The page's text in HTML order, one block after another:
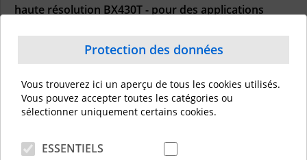
haute résolution BX430T - pour des applications
avec des capacités de micro-étiquetage.
Coupeur de tissu haute fonction en option avec
kicker supporte la production d’étiquettes de
soins
Protection des données
Vous trouverez ici un aperçu de tous les cookies utilisés.
Vous pouvez accepter toutes les catégories ou
sélectionner uniquement certains cookies.
ESSENTIELS